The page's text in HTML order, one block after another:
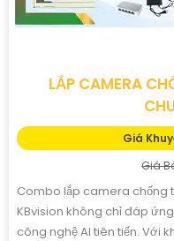
LẮP CAMERA
Giá
Giá
Combo lắp camera chống
KBvision không chỉ đáp
công nghệ AI tiên tiến. Với